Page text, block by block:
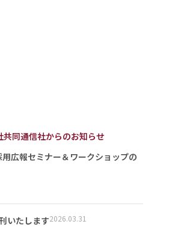
共同通信社からのお知らせ
広報セミナー＆ワークショップの
いたします2026.03.31